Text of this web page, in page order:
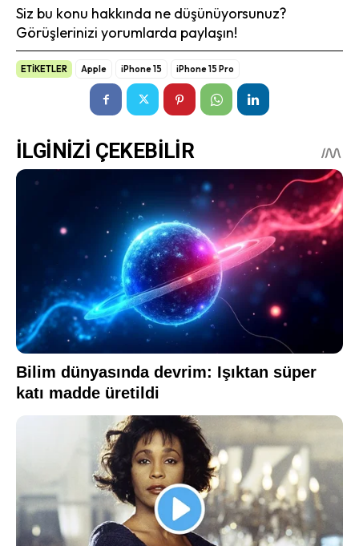
Siz bu konu hakkında ne düşünüyorsunuz?
Görüşlerinizi yorumlarda paylaşın!
ETİKETLER Apple iPhone 15 iPhone 15 Pro